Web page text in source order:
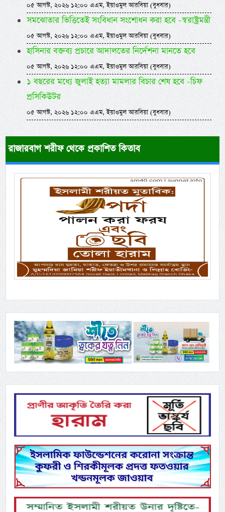
০৫ আগস্ট, ২০২৬ ১২:০০ এএম, ইয়াওমুল আরবিয়া (বুধবার)
সমঝোতার ভিত্তিতেই সংবিধান সংশোধন করা হবে -স্বরাষ্ট্রমন্ত্রী
০৫ আগস্ট, ২০২৬ ১২:০০ এএম, ইয়াওমুল আরবিয়া (বুধবার)
হাসিনার বক্তব্য প্রচারে আদালতের নির্দেশনা মানতে হবে
০৫ আগস্ট, ২০২৬ ১২:০০ এএম, ইয়াওমুল আরবিয়া (বুধবার)
১ বছরের মধ্যে জুলাই হত্যা মামলার বিচার শেষ হবে -চিফ
প্রসিকিউটর
০৫ আগস্ট, ২০২৬ ১২:০০ এএম, ইয়াওমুল আরবিয়া (বুধবার)
রাজারবাগ শরীফ থেকে প্রকাশিত কিতাব